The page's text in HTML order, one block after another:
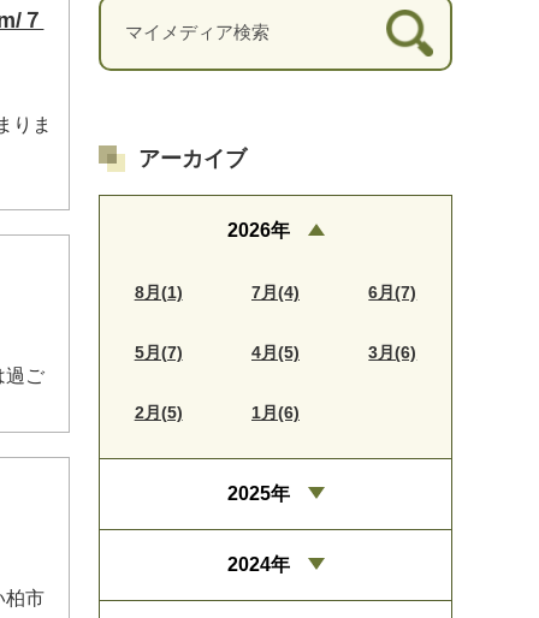
７
りま
過ご
柏市
アーカイブ
2026年
8月(1) 7月(4) 6月(7)
5月(7) 4月(5) 3月(6)
2月(5) 1月(6)
2025年
2024年